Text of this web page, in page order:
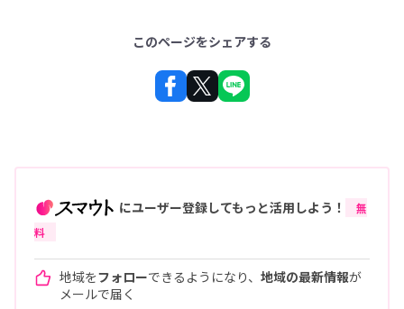
このページをシェアする
にユーザー登録してもっと活用しよう！
無
料
地域をフォローできるようになり、 地域の最新情報が
メールで届く